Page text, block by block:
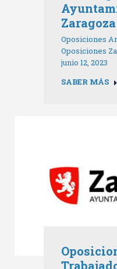
Oposiciones
Oposiciones
junio 12, 2023
SABER MÁS